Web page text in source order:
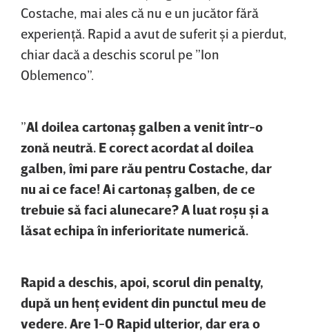
Costache, mai ales că nu e un jucător fără
experienţă. Rapid a avut de suferit şi a pierdut,
chiar dacă a deschis scorul pe ”Ion
Oblemenco”.
”Al doilea cartonaş galben a venit într-o
zonă neutră. E corect acordat al doilea
galben, îmi pare rău pentru Costache, dar
nu ai ce face! Ai cartonaş galben, de ce
trebuie să faci alunecare? A luat roşu şi a
lăsat echipa în inferioritate numerică.
Rapid a deschis, apoi, scorul din penalty,
după un henţ evident din punctul meu de
vedere. Are 1-0 Rapid ulterior, dar era o